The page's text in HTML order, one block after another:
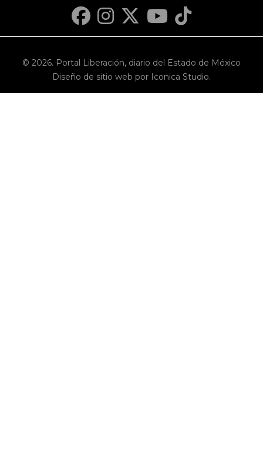
© 2026. Portal Liberación, diario del Estado de México
Diseño de sitio web por Iconica Studio.